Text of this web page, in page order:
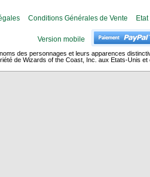
Conditions Générales de Vente
Version mobile
des personnages et leurs apparences
de Wizards of the Coast, Inc. aux Etats-Unis